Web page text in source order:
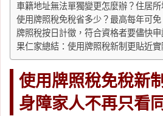
車籍地址無法單獨變更怎麼辦？住居
使用牌照稅免稅省多少？最高每年可
牌照稅按日計徵，符合資格者要儘快申
果仁家總結：使用牌照稅新制更貼近
使用牌照稅免稅新
身障家人不再只看